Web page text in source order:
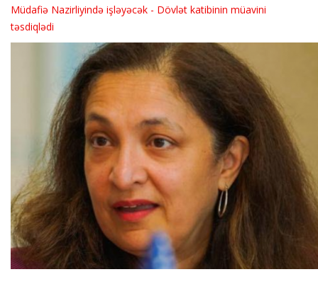
Müdafiə Nazirliyində işləyəcək - Dövlət katibinin müavini
təsdiqlədi